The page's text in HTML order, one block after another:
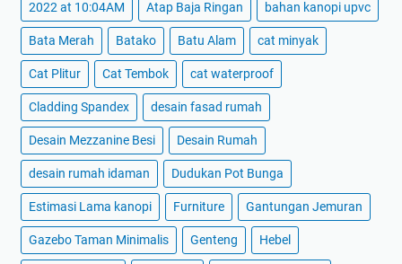
2022 at 10:04AM Atap Baja Ringan bahan kanopi upvc
Bata Merah Batako Batu Alam cat minyak
Cat Plitur Cat Tembok cat waterproof
Cladding Spandex desain fasad rumah
Desain Mezzanine Besi Desain Rumah
desain rumah idaman Dudukan Pot Bunga
Estimasi Lama kanopi Furniture Gantungan Jemuran
Gazebo Taman Minimalis Genteng Hebel